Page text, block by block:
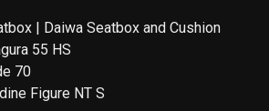
| Daiwa Seatbox and Cushion
55 HS
70
Figure NT S